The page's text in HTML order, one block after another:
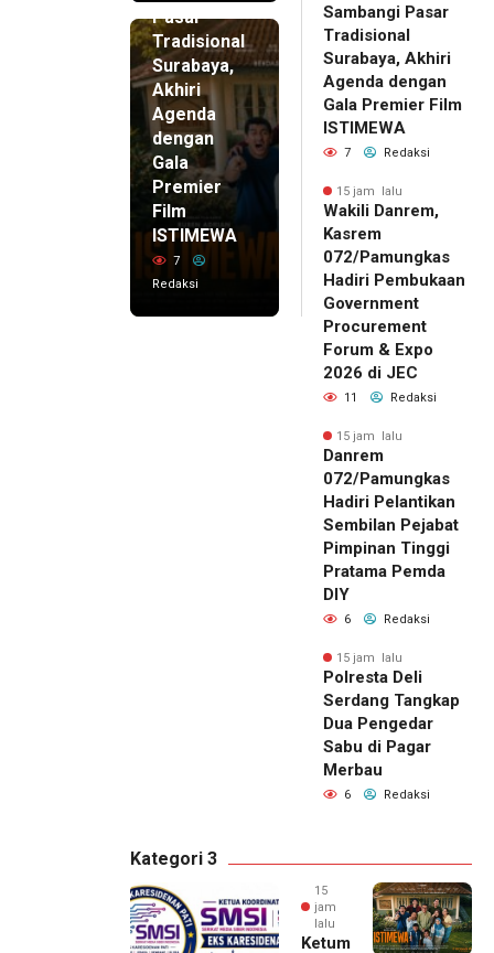
Pasar
Tradisional
Surabaya,
Akhiri
Agenda
dengan
Gala
Premier
Film
ISTIMEWA
7
Redaksi
Sambangi Pasar
Tradisional
Surabaya, Akhiri
Agenda dengan
Gala Premier Film
ISTIMEWA
7 Redaksi
15 jam lalu
Wakili Danrem,
Kasrem
072/Pamungkas
Hadiri Pembukaan
Government
Procurement
Forum & Expo
2026 di JEC
11 Redaksi
15 jam lalu
Danrem
072/Pamungkas
Hadiri Pelantikan
Sembilan Pejabat
Pimpinan Tinggi
Pratama Pemda
DIY
6 Redaksi
15 jam lalu
Polresta Deli
Serdang Tangkap
Dua Pengedar
Sabu di Pagar
Merbau
6 Redaksi
Kategori 3
15
jam
lalu
Ketum